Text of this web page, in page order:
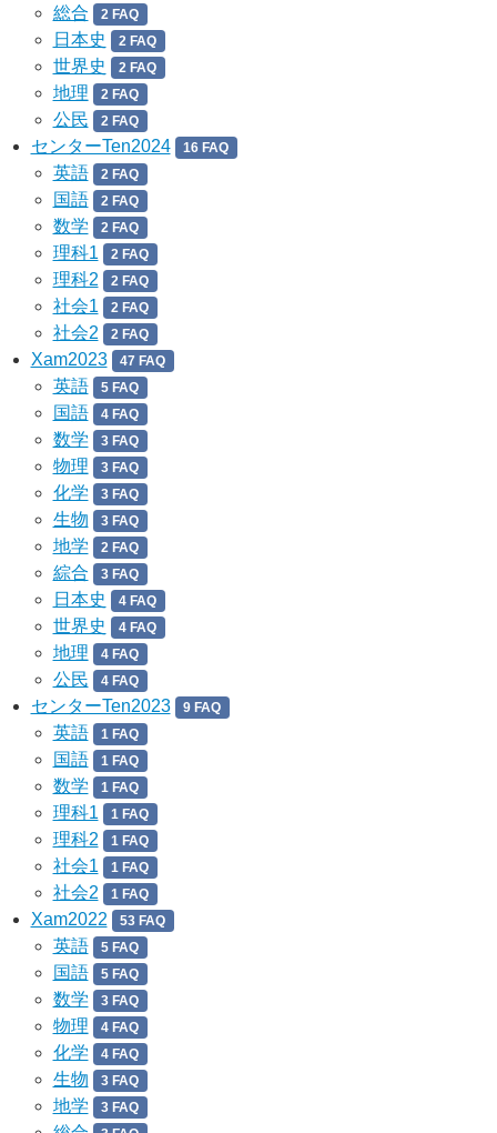
総合 2 FAQ
日本史 2 FAQ
世界史 2 FAQ
地理 2 FAQ
公民 2 FAQ
センターTen2024 16 FAQ
英語 2 FAQ
国語 2 FAQ
数学 2 FAQ
理科1 2 FAQ
理科2 2 FAQ
社会1 2 FAQ
社会2 2 FAQ
Xam2023 47 FAQ
英語 5 FAQ
国語 4 FAQ
数学 3 FAQ
物理 3 FAQ
化学 3 FAQ
生物 3 FAQ
地学 2 FAQ
綜合 3 FAQ
日本史 4 FAQ
世界史 4 FAQ
地理 4 FAQ
公民 4 FAQ
センターTen2023 9 FAQ
英語 1 FAQ
国語 1 FAQ
数学 1 FAQ
理科1 1 FAQ
理科2 1 FAQ
社会1 1 FAQ
社会2 1 FAQ
Xam2022 53 FAQ
英語 5 FAQ
国語 5 FAQ
数学 3 FAQ
物理 4 FAQ
化学 4 FAQ
生物 3 FAQ
地学 3 FAQ